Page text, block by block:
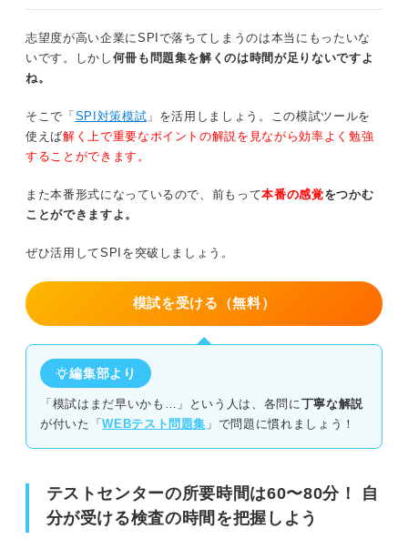
志望度が高い企業にSPIで落ちてしまうのは本当にもったいな
いです。しかし 何冊も問題集を解くのは時間が足りないですよ
ね。
そこで「 SPI対策模試 」を活用しましょう。この模試ツールを
使えば解く上で重要なポイントの解説を見ながら効率よく勉強
することができます。
また本番形式になっているので、前もって本番の感覚をつかむ
ことができますよ。
ぜひ活用してSPIを突破しましょう。
模試を受ける（無料）
編集部より
「模試はまだ早いかも…」という人は、各問に 丁寧な解説
が付いた「WEBテスト問題集 」で問題に慣れましょう！
テストセンターの所要時間は60〜80分！ 自
分が受ける検査の時間を把握しよう
選考に悪影響を及ぼす可能性も！ テストセンターで試験
予約時刻から15分以上遅刻するとキャンセル扱いになる
試験会場に時計は持ち込めない
テストセンター試験は徹底した時間管理と事前の対策で後
悔なく突破しよう！